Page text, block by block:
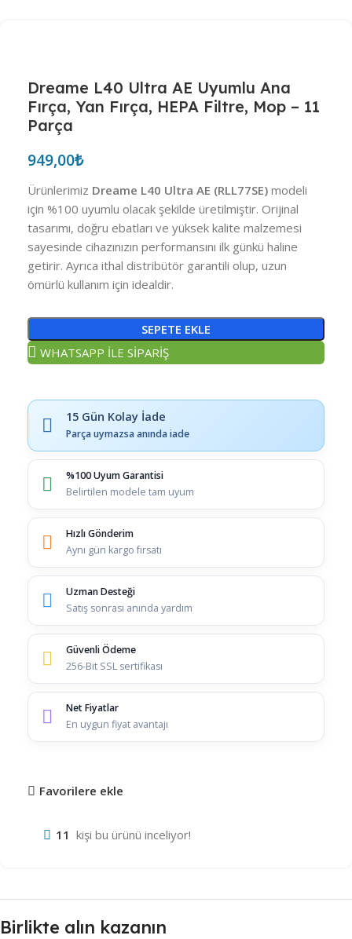
Dreame L40 Ultra AE Uyumlu Ana
Fırça, Yan Fırça, HEPA Filtre, Mop – 11
Parça
949,00₺
Ürünlerimiz Dreame L40 Ultra AE (RLL77SE) modeli
için %100 uyumlu olacak şekilde üretilmiştir. Orijinal
tasarımı, doğru ebatları ve yüksek kalite malzemesi
sayesinde cihazınızın performansını ilk günkü haline
getirir. Ayrıca ithal distribütör garantili olup, uzun
ömürlü kullanım için idealdir.
SEPETE EKLE
WHATSAPP İLE SİPARİŞ
15 Gün Kolay İade
Parça uymazsa anında iade
%100 Uyum Garantisi
Belirtilen modele tam uyum
Hızlı Gönderim
Aynı gün kargo fırsatı
Uzman Desteği
Satış sonrası anında yardım
Güvenli Ödeme
256-Bit SSL sertifikası
Net Fiyatlar
En uygun fiyat avantajı
Favorilere ekle
11 kişi bu ürünü inceliyor!
Birlikte alın kazanın